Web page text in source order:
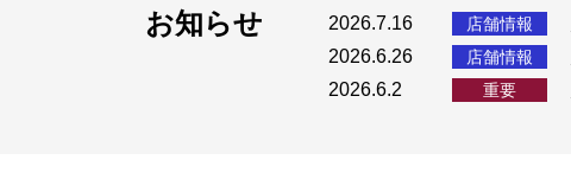
お知らせ 2026.7.16 店舗情報
2026.6.26
店舗情報
2026.6.2
重要